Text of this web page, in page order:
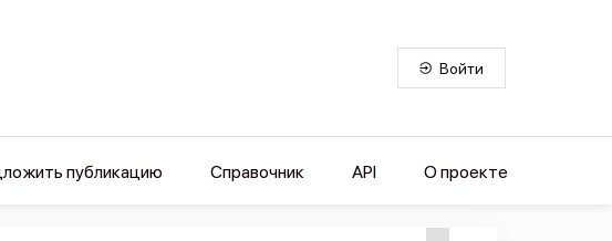
Войти
публикацию Справочник API О проекте